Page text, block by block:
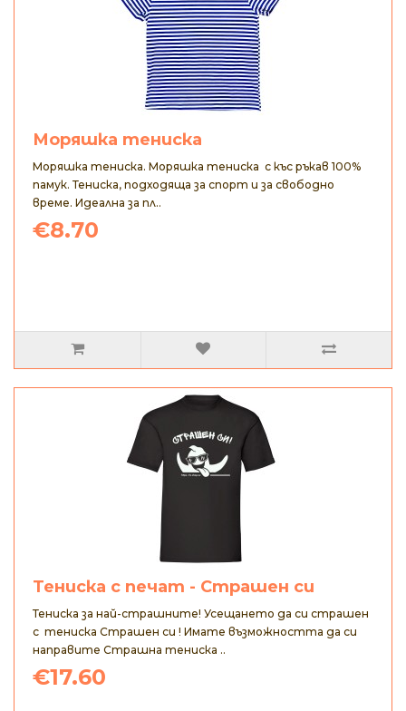
Моряшка тениска
Моряшка тениска. Моряшка тениска с къс ръкав 100%
памук. Тениска, подходяща за спорт и за свободно
време. Идеална за пл..
€8.70
Тениска с печат - Страшен си
Тениска за най-страшните! Усещането да си страшен
с тениска Страшен си ! Имате възможността да си
направите Страшна тениска ..
€17.60